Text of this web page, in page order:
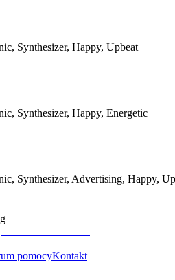
Synthesizer, Happy, Upbeat
Synthesizer, Happy, Energetic
Synthesizer, Advertising, Happy,
pomocyKontakt